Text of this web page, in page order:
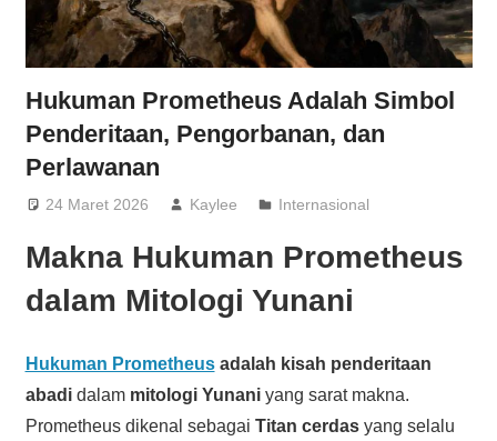
Hukuman Prometheus Adalah Simbol
Penderitaan, Pengorbanan, dan
Perlawanan
24 Maret 2026 Kaylee Internasional
Makna Hukuman Prometheus
dalam Mitologi Yunani
Hukuman Prometheusadalah kisah penderitaan
abadidalam mitologi Yunaniyang sarat makna.
Prometheus dikenal sebagai Titan cerdasyang selalu